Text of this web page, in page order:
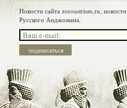
Новости сайта zoroastrism.ru, новости
Русского Анджомана.